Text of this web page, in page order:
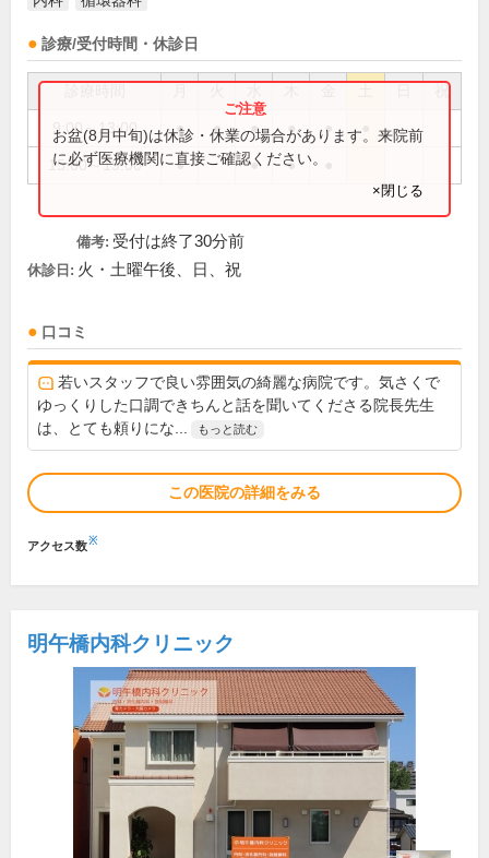
診療/受付時間・休診日
祝
9:00～13:00 ● ● ● ● ●
15:00～19:00 ● ● ●
お盆(8月中旬)は休診・休業の場合があります。来院前
に必ず医療機関に直接ご確認ください。
×閉じる
備考: 受付は終了30分前
休診日: 火・土曜午後、日、祝
口コミ
若いスタッフで良い雰囲気の綺麗な病院です。気さくで
ゆっくりした口調できちんと話を聞いてくださる院長先生
は、とても頼りにな...
もっと読む
この医院の詳細をみる
アクセス数※
明午橋内科クリニック